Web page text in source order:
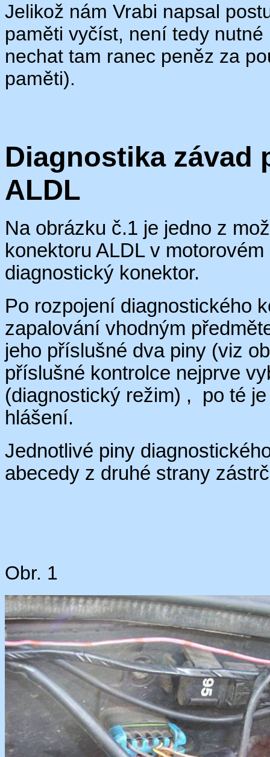
Jelikož nám Vrabi napsal
paměti vyčíst, není tedy
nechat tam ranec peněz za
paměti).
Diagnostika závad
ALDL
Na obrázku č.1 je jedno z
konektoru ALDL v
diagnostický konektor.
Po rozpojení diagnostického
zapalování vhodným
jeho příslušné dva piny (viz
příslušné kontrolce nejprve
(diagnostický režim) , po té
hlášení.
Jednotlivé piny
abecedy z druhé strany
Obr. 1